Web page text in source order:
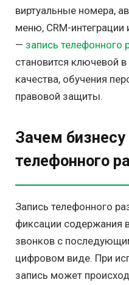
виртуальные номера,
меню, CRM-
— запись телефонного
становится ключевой
качества, обучения
правовой защиты.
Зачем
телефонного
Запись телефонного
фиксации содержания
звонков с
цифровом виде. При
запись может